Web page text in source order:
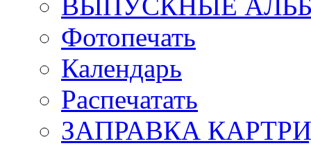
ВЫПУСКНЫЕ
Фотопечать
Календарь
Распечатать
ЗАПРАВКА